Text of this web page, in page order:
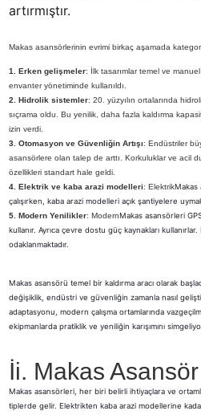
artırmıştır.
Makas asansörlerinin evrimi birkaç aşamada
1. Erken gelişmeler: İlk tasarımlar temel ve
envanter yönetiminde kullanıldı.
2. Hidrolik sistemler: 20. yüzyılın ortalarında
sıçrama oldu. Bu yenilik, daha fazla kaldırma
izin verdi.
3. Otomasyon ve Güvenliğin Artışı: Endüstriler
asansörlere olan talep de arttı. Korkuluklar ve acil
özellikleri standart hale geldi.
4. Elektrik ve kaba arazi modelleri: ElektrikMakas
çalışırken, kaba arazi modelleri açık şantiyelere
5. Modern Yenilikler: ModernMakas asansörleri
kullanır. Ayrıca çevre dostu güç kaynakları
odaklanmaktadır.
Makas asansörü temel bir kaldırma aracı olarak
değişiklik, endüstri ve güvenliğin zamanla nasıl
adaptasyonu, modern çalışma ortamlarında
ekipmanlarda pratiklik ve yeniliğin karışımını
İi. Makas
Makas asansörleri, her biri belirli ihtiyaçlara ve
tiplerde gelir. Elektrikten kaba arazi modellerine